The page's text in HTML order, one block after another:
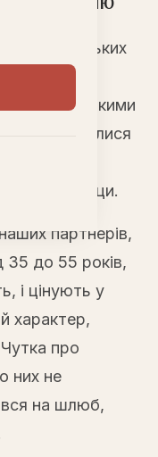
європейських
з французькими
час склалися
до Ніцци.
партнерів,
35 до 55 років,
і цінують у
характер,
про
них не
на шлюб,